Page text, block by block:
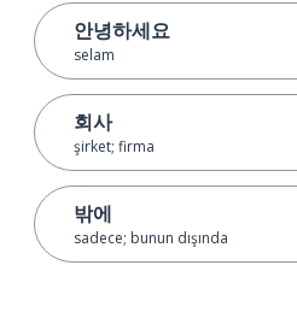
안녕하세요
selam
회사
şirket; firma
밖에
sadece; bunun dışında